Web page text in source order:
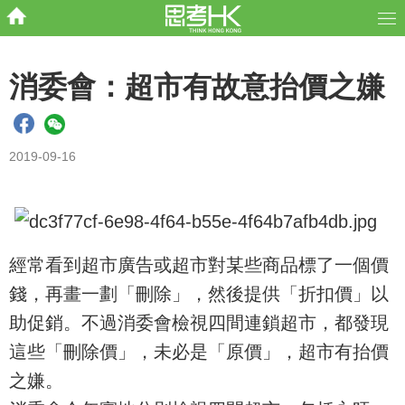
消委會：超市有故意抬價之嫌
2019-09-16
經常看到超市廣告或超市對某些商品標了一個價
錢，再畫一劃「刪除」，然後提供「折扣價」以
助促銷。不過消委會檢視四間連鎖超市，都發現
這些「刪除價」，未必是「原價」，超市有抬價
之嫌。